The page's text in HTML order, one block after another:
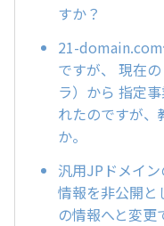
すか？
21-
ですが、 現在
ラ）から 指定
れたのですが、
か。
汎用JPドメイ
情報を非公開
の情報へと変更